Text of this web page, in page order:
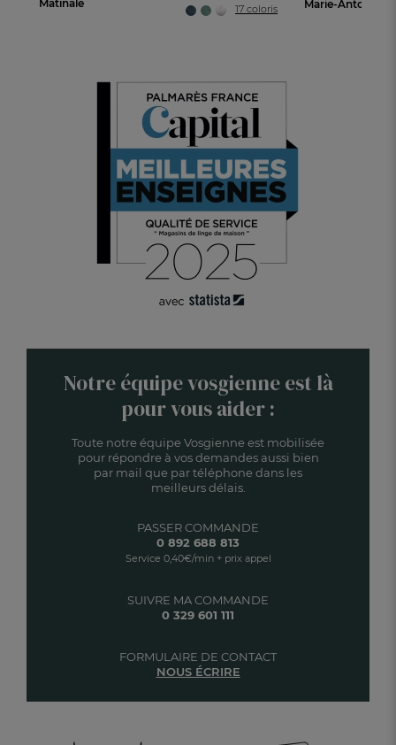
Matinale
17 coloris
Notre équipe vosgienne est là
pour vous aider :
Toute notre équipe Vosgienne est mobilisée
pour répondre à vos demandes aussi bien
par mail que par téléphone dans les
meilleurs délais.
SUIVRE MA COMMANDE
0 329 601 111
PASSER COMMANDE
0 892 688 813
Service 0,40€/min + prix appel
FORMULAIRE DE CONTACT
NOUS ÉCRIRE